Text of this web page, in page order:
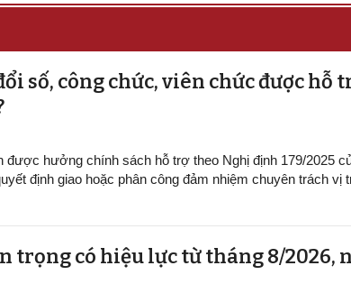
số, công chức, viên chức được hỗ
hưởng chính sách hỗ trợ theo Nghị định 179/2025
định giao hoặc phân công đảm nhiệm chuyên trách vị
trọng có hiệu lực từ tháng 8/2026,